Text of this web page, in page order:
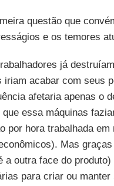
questão que
e os temores
já
iriam acabar com seus
afetaria apenas o
que essa máquinas
por hora trabalhada
Mas
a outra face do
para criar ou